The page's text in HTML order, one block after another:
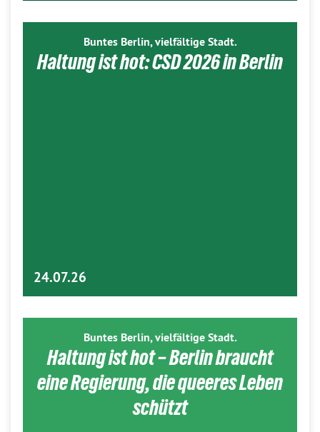
Buntes Berlin, vielfältige Stadt.
Haltung ist hot: CSD 2026 in Berlin
24.07.26
Buntes Berlin, vielfältige Stadt.
Haltung ist hot – Berlin braucht
eine Regierung, die queeres Leben
schützt